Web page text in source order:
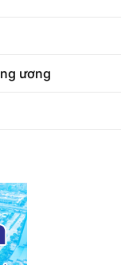
ương